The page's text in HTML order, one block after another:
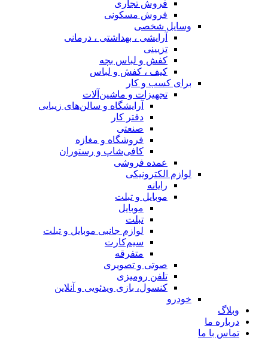
فروش تجاری
فروش مسکونی
وسایل شخصی
آرایشی ، بهداشتی ، درمانی
تزیینی
کفش و لباس بچه
کیف ، کفش و لباس
برای کسب و کار
تجهیزات و ماشین‌آلات
آرایشگاه و سالن‌های زیبایی
دفتر کار
صنعتی
فروشگاه و مغازه
کافی‌شاپ و رستوران
عمده فروشی
لوازم الکترونیکی
رایانه
موبایل و تبلت
موبایل
تبلت
لوازم جانبی موبایل و تبلت
سیم‌کارت
متفرقه
صوتی و تصویری
تلفن رومیزی
کنسول، بازی‌ ویدئویی و آنلاین
خودرو
وبلاگ
درباره ما
تماس با ما